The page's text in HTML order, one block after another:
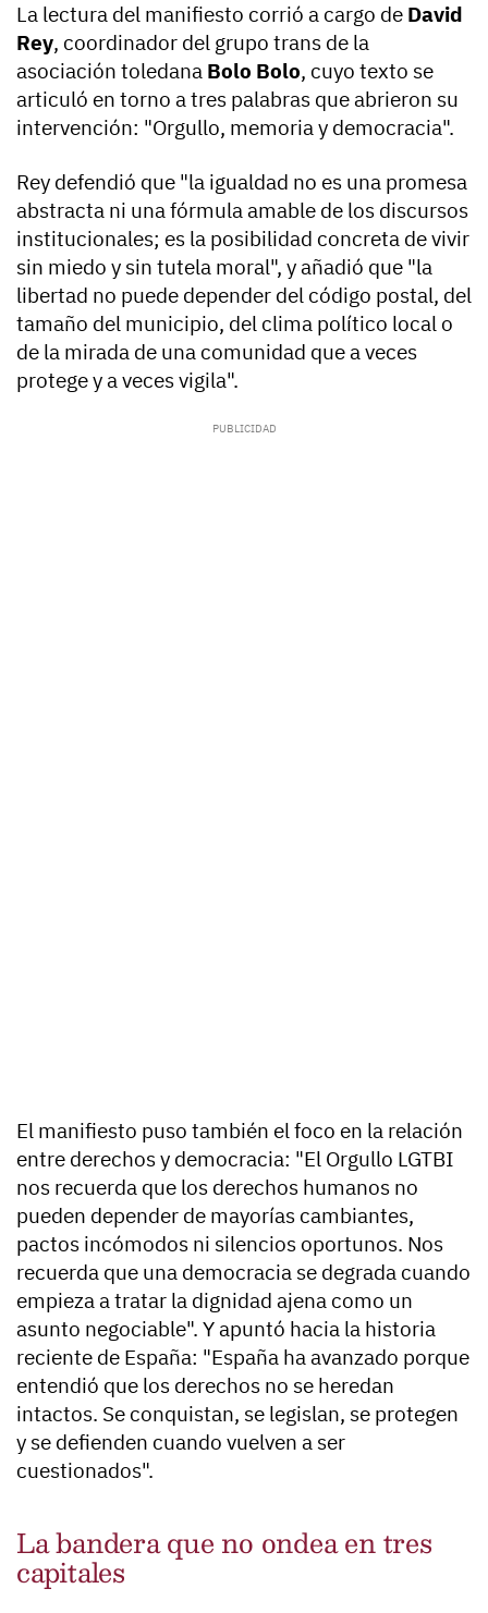
La lectura del manifiesto corrió a cargo de David
Rey, coordinador del grupo trans de la
asociación toledana Bolo Bolo, cuyo texto se
articuló en torno a tres palabras que abrieron su
intervención: "Orgullo, memoria y democracia".
Rey defendió que "la igualdad no es una promesa
abstracta ni una fórmula amable de los discursos
institucionales; es la posibilidad concreta de vivir
sin miedo y sin tutela moral", y añadió que "la
libertad no puede depender del código postal, del
tamaño del municipio, del clima político local o
de la mirada de una comunidad que a veces
protege y a veces vigila".
El manifiesto puso también el foco en la relación
entre derechos y democracia: "El Orgullo LGTBI
nos recuerda que los derechos humanos no
pueden depender de mayorías cambiantes,
pactos incómodos ni silencios oportunos. Nos
recuerda que una democracia se degrada cuando
empieza a tratar la dignidad ajena como un
asunto negociable". Y apuntó hacia la historia
reciente de España: "España ha avanzado porque
entendió que los derechos no se heredan
intactos. Se conquistan, se legislan, se protegen
y se defienden cuando vuelven a ser
cuestionados".
La bandera que no ondea en tres
capitales